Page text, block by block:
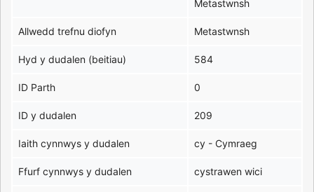
Metastwnsh
Allwedd trefnu diofyn Metastwnsh
Hyd y dudalen (beitiau) 584
ID Parth 0
ID y dudalen 209
Iaith cynnwys y dudalen cy - Cymraeg
Ffurf cynnwys y dudalen cystrawen wici